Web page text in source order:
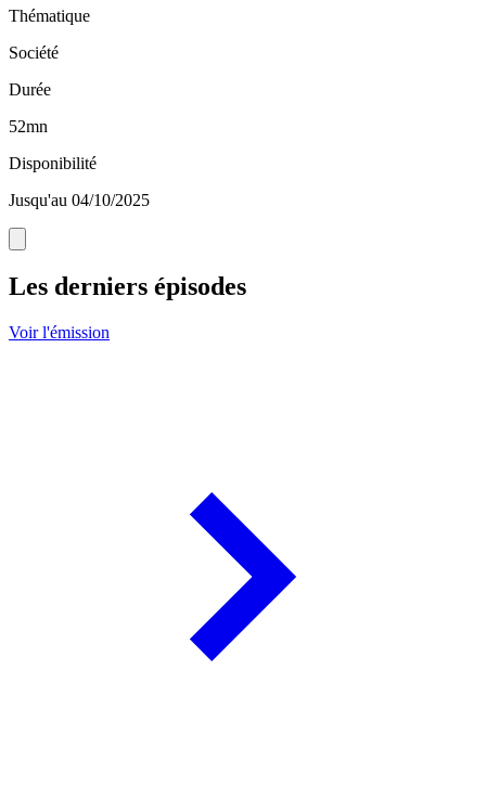
Thématique
Société
Durée
52mn
Disponibilité
Jusqu'au 04/10/2025
Les derniers épisodes
Voir l'émission